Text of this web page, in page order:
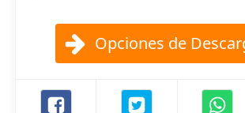
Opciones de